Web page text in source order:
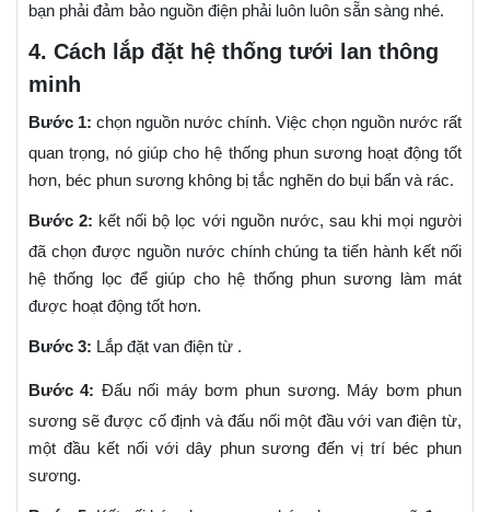
bạn phải đảm bảo nguồn điện phải luôn luôn sẵn sàng nhé.
4. Cách lắp đặt hệ thống tưới lan thông
minh
Bước 1: chọn nguồn nước chính. Việc chọn nguồn nước rất
quan trọng, nó giúp cho hệ thống phun sương hoạt động tốt
hơn, béc phun sương không bị tắc nghẽn do bụi bẩn và rác.
Bước 2: kết nối bộ lọc với nguồn nước, sau khi mọi người
đã chọn được nguồn nước chính chúng ta tiến hành kết nối
hệ thống lọc để giúp cho hệ thống phun sương làm mát
được hoạt động tốt hơn.
Bước 3: Lắp đặt van điện từ .
Bước 4: Đấu nối máy bơm phun sương. Máy bơm phun
sương sẽ được cố định và đấu nối một đầu với van điện từ,
một đầu kết nối với dây phun sương đến vị trí béc phun
sương.